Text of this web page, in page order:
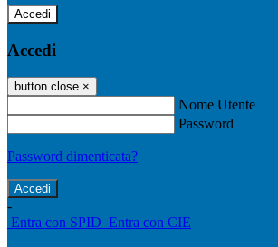
Accedi
Accedi
button close ×
Nome Utente
Password
Password dimenticata?
-
Entra con SPID Entra con CIE